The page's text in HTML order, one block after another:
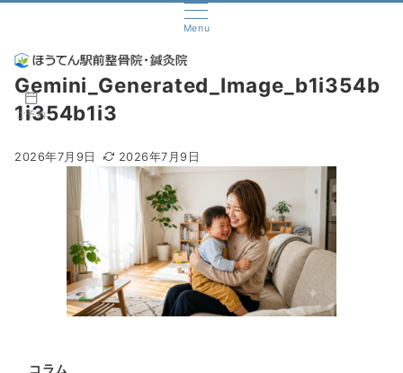
Menu
ご予約
Gemini_Generated_Image_b1i354b
1i354b1i3
2026年7月9日 2026年7月9日
コラム